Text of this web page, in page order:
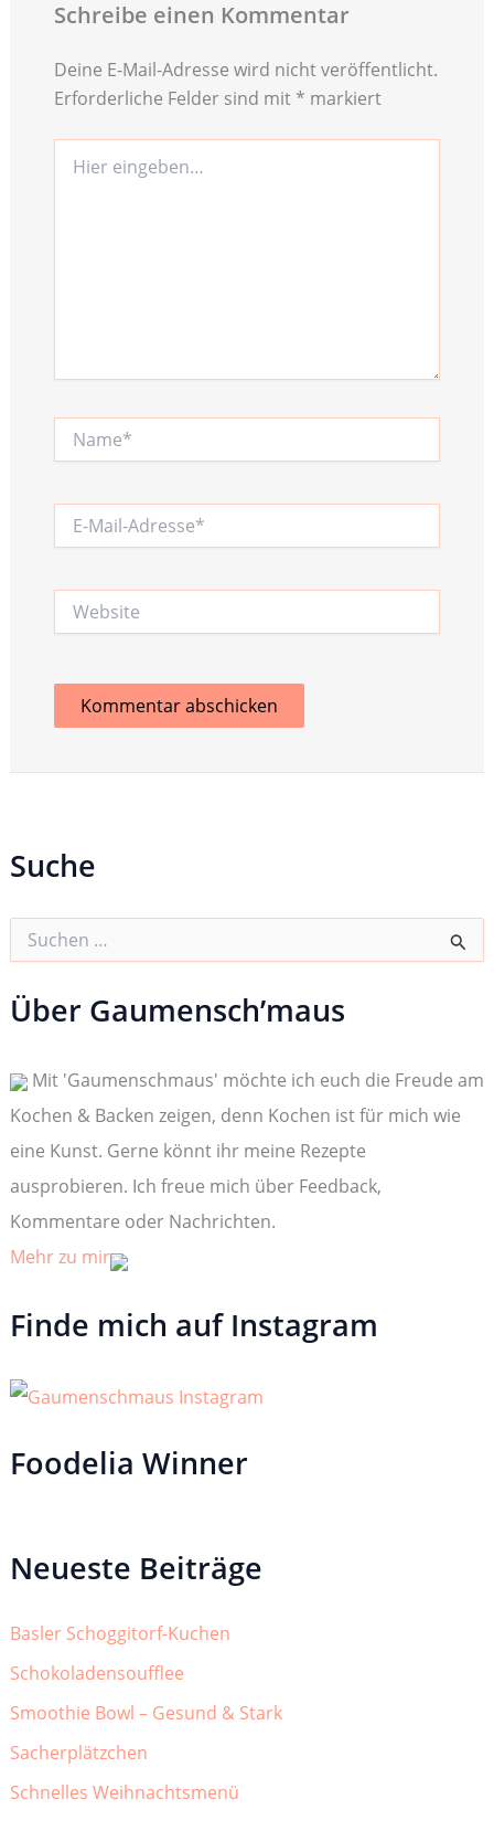
Schreibe einen Kommentar
Deine E-Mail-Adresse wird nicht veröffentlicht.
Erforderliche Felder sind mit * markiert
eingeben…
Mail-
Website
Suche
h
e
a
c
h
:
Über Gaumensch’maus
Mit 'Gaumenschmaus' möchte ich euch die Freude am
Kochen & Backen zeigen, denn Kochen ist für mich wie
eine Kunst. Gerne könnt ihr meine Rezepte
ausprobieren. Ich freue mich über Feedback,
Kommentare oder Nachrichten.
Mehr zu mir
Finde mich auf Instagram
Foodelia Winner
Neueste Beiträge
Basler Schoggitorf-Kuchen
Schokoladensoufflee
Smoothie Bowl – Gesund & Stark
Sacherplätzchen
Schnelles Weihnachtsmenü